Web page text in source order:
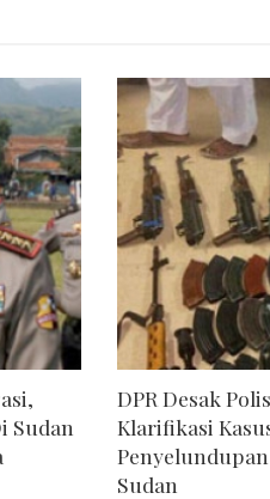
Sudan
DPR Desak
Klarifikasi
Sudan